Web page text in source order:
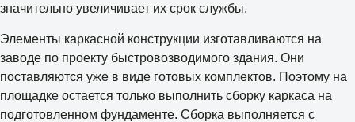
значительно увеличивает их срок службы.
Элементы каркасной конструкции изготавливаются на
заводе по проекту быстровозводимого здания. Они
поставляются уже в виде готовых комплектов. Поэтому на
площадке остается только выполнить сборку каркаса на
подготовленном фундаменте. Сборка выполняется с